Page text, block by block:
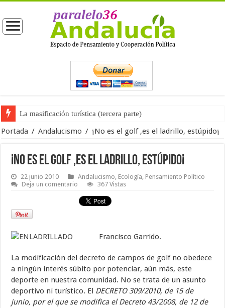
La masificación turística (tercera parte)
La opinión pública ante las próximas elecciones generales
Portada / Andalucismo / ¡No es el golf ,es el ladrillo, estúpido¡
¡No es el golf ,es el ladrillo, estúpido¡
22 junio 2010 Andalucismo, Ecología, Pensamiento Político
Deja un comentario
367 Vistas
Francisco Garrido.
La modificación del decreto de campos de golf no obedece
a ningún interés súbito por potenciar, aún más, este
deporte en nuestra comunidad. No se trata de un asunto
deportivo ni turístico. El DECRETO 309/2010, de 15 de
junio, por el que se modifica el Decreto 43/2008, de 12 de